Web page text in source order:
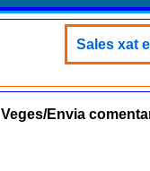
Sales xat
Veges/Envia